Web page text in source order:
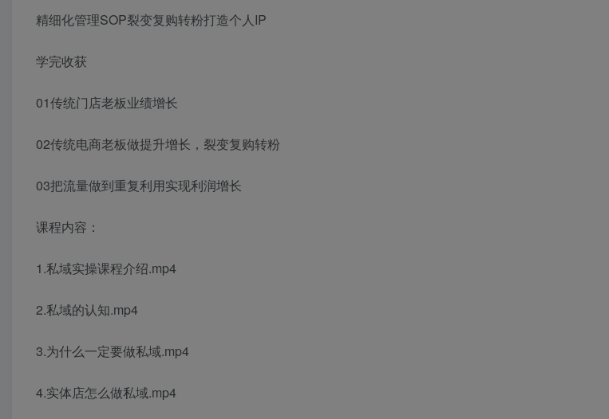
精细化管理SOP裂变复购转粉打造个人IP
学完收获
01传统门店老板业绩增长
02传统电商老板做提升增长，裂变复购转粉
03把流量做到重复利用实现利润增长
课程内容：
1.私域实操课程介绍.mp4
2.私域的认知.mp4
3.为什么一定要做私域.mp4
4.实体店怎么做私域.mp4